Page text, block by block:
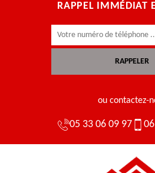
RAPPEL IMMÉDIAT
ou contactez-
05 33 06 09 97